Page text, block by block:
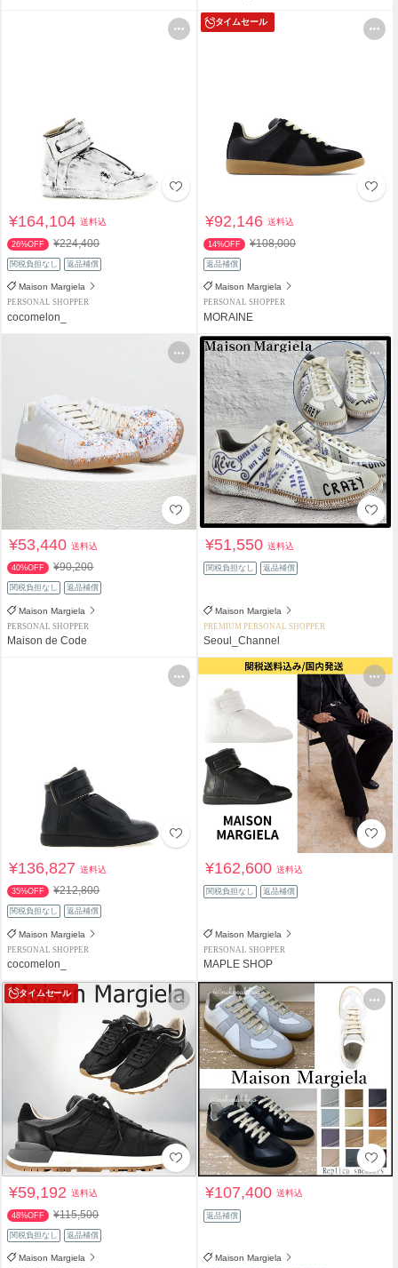
¥164,104送料込
26%OFF ¥224,400
関税負担なし 返品補償
Maison Margiela
PERSONAL SHOPPER
cocomelon_
タイムセール
¥92,146送料込
14%OFF ¥108,000
返品補償
Maison Margiela
PERSONAL SHOPPER
MORAINE
¥53,440送料込
40%OFF ¥90,200
関税負担なし 返品補償
Maison Margiela
PERSONAL SHOPPER
Maison de Code
¥51,550送料込
関税負担なし 返品補償
Maison Margiela
PREMIUM PERSONAL SHOPPER
Seoul_Channel
¥136,827送料込
35%OFF ¥212,800
関税負担なし 返品補償
Maison Margiela
PERSONAL SHOPPER
cocomelon_
¥162,600送料込
関税負担なし 返品補償
Maison Margiela
PERSONAL SHOPPER
MAPLE SHOP
タイムセール
¥59,192送料込
48%OFF ¥115,500
関税負担なし 返品補償
Maison Margiela
¥107,400送料込
返品補償
Maison Margiela